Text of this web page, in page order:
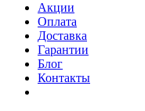
Акции
Оплата
Доставка
Гарантии
Блог
Контакты